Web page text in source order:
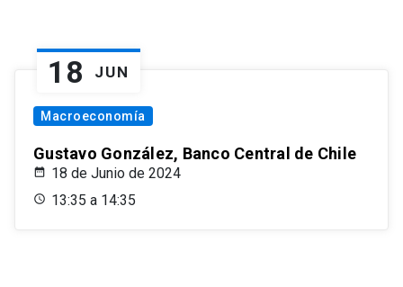
18 JUN
Macroeconomía
Gustavo González, Banco Central de Chile
18 de Junio de 2024
13:35 a 14:35